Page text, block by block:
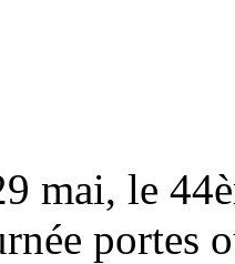
mai, le
portes